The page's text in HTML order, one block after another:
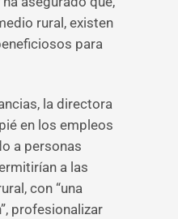
rural, existen
para
la directora
en los empleos
a personas
a las
con “una
profesionalizar